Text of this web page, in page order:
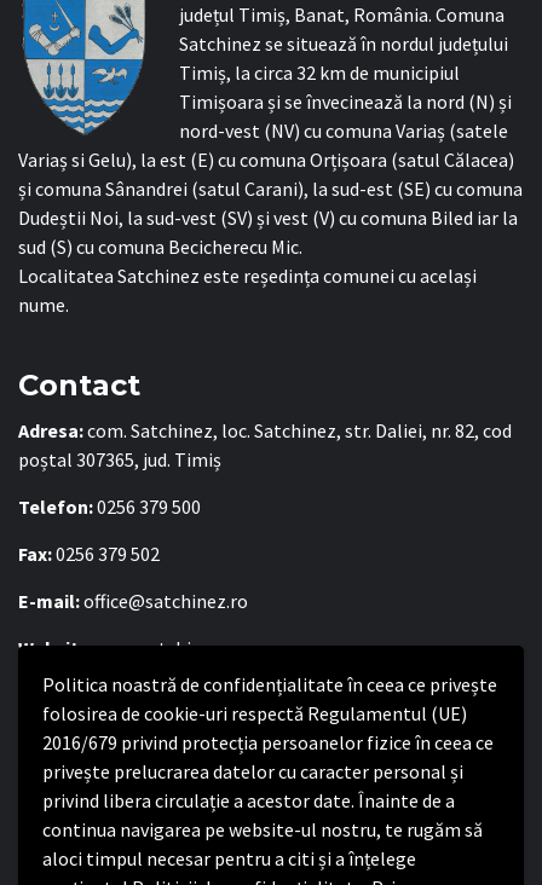
Politica noastră de confidențialitate în ceea ce privește
folosirea de cookie-uri respectă Regulamentul (UE)
2016/679 privind protecția persoanelor fizice în ceea ce
privește prelucrarea datelor cu caracter personal și
privind libera circulație a acestor date. Înainte de a
continua navigarea pe website-ul nostru, te rugăm să
aloci timpul necesar pentru a citi și a înțelege
județul Timiș, Banat, România. Comuna
Satchinez se situează în nordul județului
Timiș, la circa 32 km de municipiul
Timișoara și se învecinează la nord (N) și
nord-vest (NV) cu comuna Variaș (satele
Variaș si Gelu), la est (E) cu comuna Orțișoara (satul Călacea)
și comuna Sânandrei (satul Carani), la sud-est (SE) cu comuna
Dudeștii Noi, la sud-vest (SV) și vest (V) cu comuna Biled iar la
sud (S) cu comuna Becicherecu Mic.
Localitatea Satchinez este reședința comunei cu același
nume.
Contact
Adresa:com. Satchinez, loc. Satchinez, str. Daliei, nr. 82, cod
poștal 307365, jud. Timiș
Telefon:0256 379 500
Fax:0256 379 502
E-mail:office@satchinez.ro
Website:www.satchinez.ro
Program cu publicul:
Luni – Joi:8:00-16:30
Vineri:8:00 – 14:00
Politica de confidențialitate